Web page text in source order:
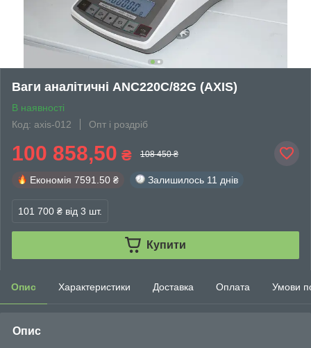
Ваги аналітичні ANC220C/82G (АХIS)
В наявності
Код: axis-012
Опт і роздріб
100 858,50 ₴ 108 450 ₴
Економія 7591.50 ₴ Залишилось 11 днів
101 700 ₴ від 3 шт.
Купити
Опис Характеристики Доставка Оплата Умови
Опис